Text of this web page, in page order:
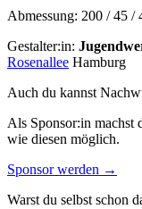
Abmessung: 200 / 45 /
Gestalter:in:
Rosenallee Hamburg
Auch du kannst
Als Sponsor:in machst
wie diesen möglich.
Sponsor werden →
Warst du selbst schon